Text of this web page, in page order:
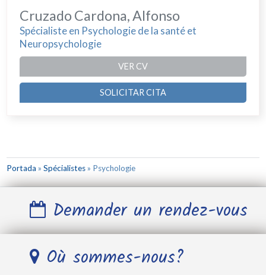
Cruzado Cardona, Alfonso
Spécialiste en Psychologie de la santé et
Neuropsychologie
VER CV
SOLICITAR CITA
Portada »Spécialistes» Psychologie
Demander un rendez-vous
Où sommes-nous?